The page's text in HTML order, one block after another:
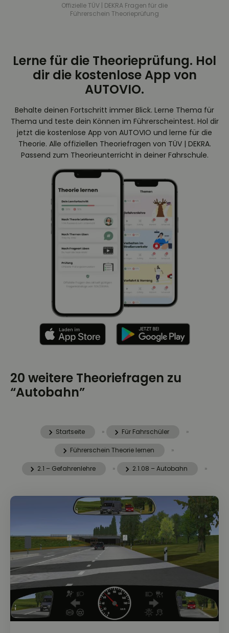
Offizielle TÜV | DEKRA Fragen für die
Führerschein Theorieprüfung
Lerne für die Theorieprüfung. Hol
dir die kostenlose App von
AUTOVIO.
Behalte deinen Fortschritt immer Blick. Lerne Thema für
Thema und teste dein Können im Führerscheintest. Hol dir
jetzt die kostenlose App von AUTOVIO und lerne für die
Theorie. Alle offiziellen Theoriefragen von TÜV | DEKRA.
Passend zum Theorieunterricht in deiner Fahrschule.
20 weitere Theoriefragen zu
“Autobahn”
Startseite » Für Fahrschüler »
Führerschein Theorie lernen »
2.1 – Gefahrenlehre » 2.1.08 – Autobahn »